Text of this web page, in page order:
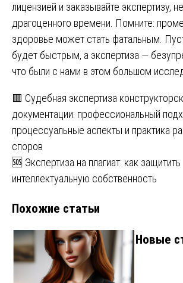
лицензией и заказывайте экспертизу,
драгоценного времени. Помните:
здоровье может стать фатальным.
будет быстрым, а экспертиза —
что были с нами в этом большом
Навигация
по
записям
🟥 Судебная экспертиза
документации: профессиональный
процессуальные аспекты и практика
споров
🆘 Экспертиза на плагиат: как защитить
интеллектуальную собственность
Похожие статьи
Новые